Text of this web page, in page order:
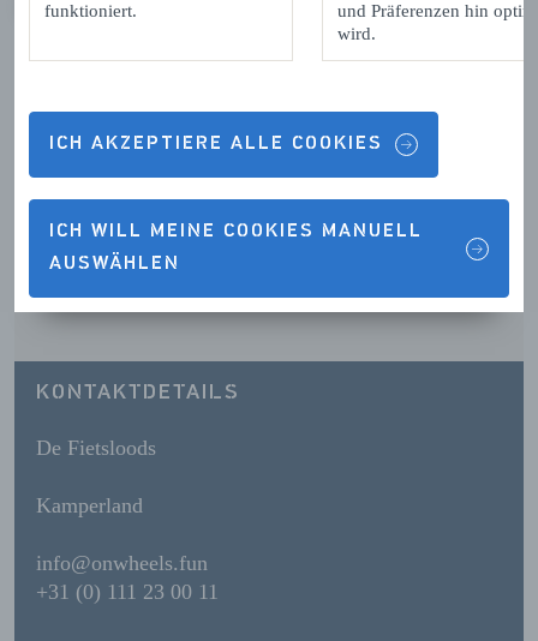
funktioniert.
und Präferenzen hin
wird.
ICH AKZEPTIERE ALLE COOKIES
ICH WILL MEINE COOKIES MANUELL
AUSWÄHLEN
VORIGEVOLGENDE
Kontaktdetails & Öffnungszeiten
ÖFFNUNGSZEITEN
KONTAKTDETAILS
De Fietsloods
Kamperland
info@onwheels.fun
+31 (0) 111 23 00 11